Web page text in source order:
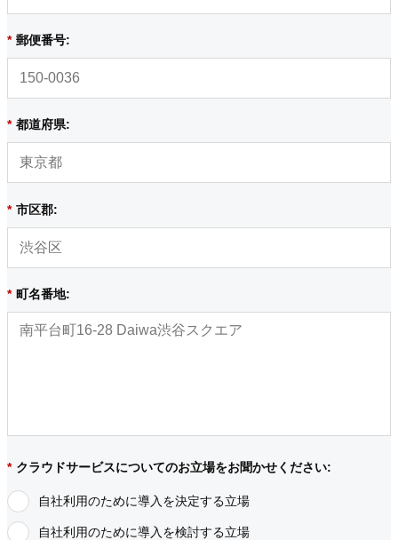
* 郵便番号:
* 都道府県:
* 市区郡:
* 町名番地:
* クラウドサービスについてのお立場をお聞かせください:
自社利用のために導入を決定する立場
自社利用のために導入を検討する立場